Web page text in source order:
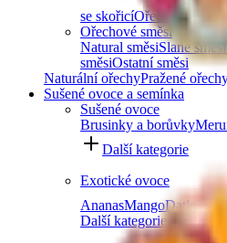
se skořicíOřechy v
Ořechové směsi
Natural směsiSlané směsi
směsiOstatní směsi
Naturální ořechyPražené
Sušené ovoce a semínka
Sušené ovoce
Brusinky a borůvky
Další kategorie
Exotické ovoce
AnanasMangoDatleFíky
Další kategorie